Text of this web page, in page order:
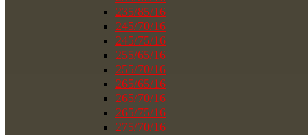
235/85/16
245/70/16
245/75/16
255/65/16
255/70/16
265/65/16
265/70/16
265/75/16
275/70/16